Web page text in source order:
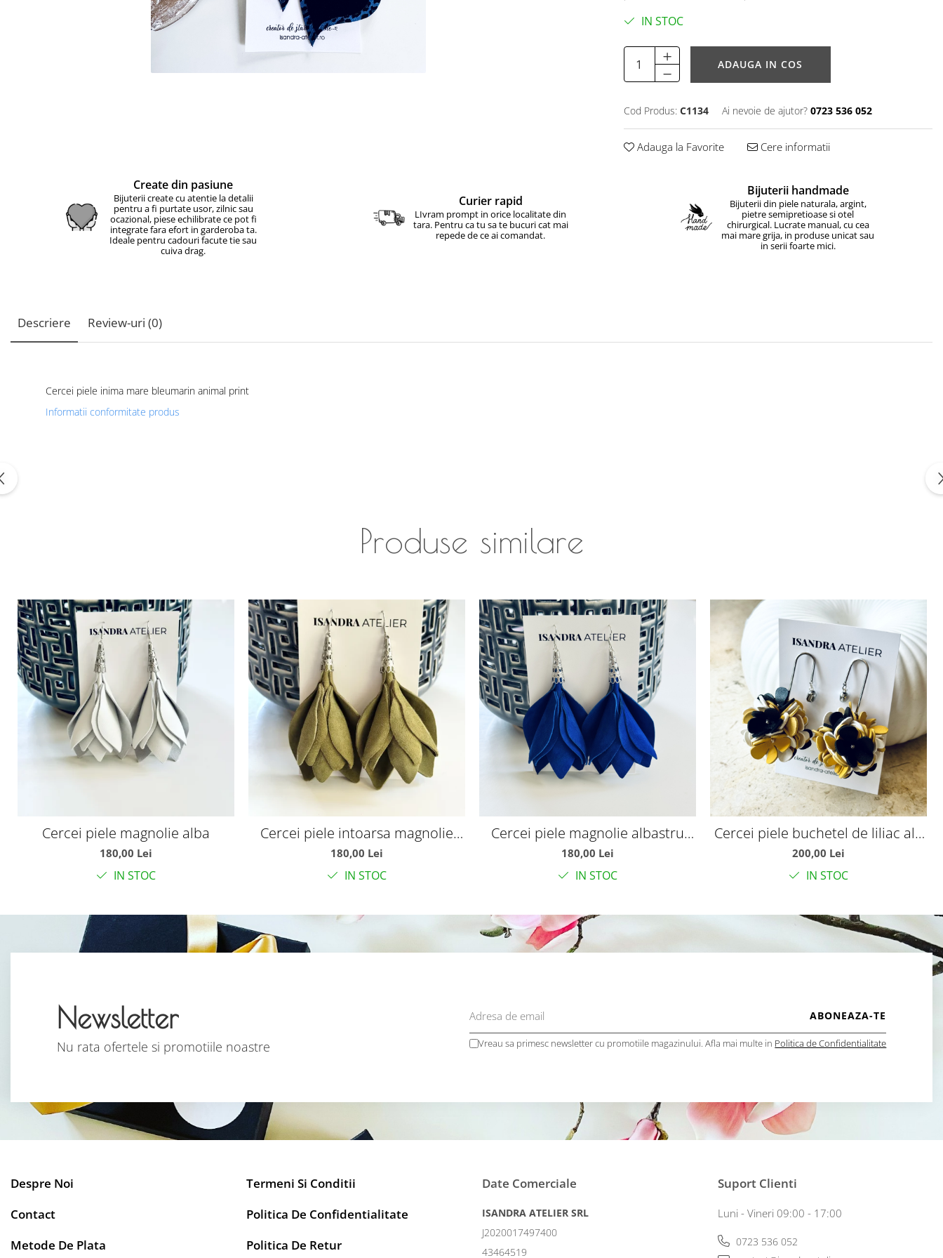
IN STOC
ADAUGA IN COS
Cod Produs: C1134 Ai nevoie de ajutor? 0723 536 052
Adauga la Favorite Cere informatii
Create din pasiune
Bijuterii create cu atentie la detalii
pentru a fi purtate usor, zilnic sau
ocazional, piese echilibrate ce pot fi
integrate fara efort in garderoba ta.
Ideale pentru cadouri facute tie sau
cuiva drag.
Curier rapid
LIvram prompt in orice localitate din
tara. Pentru ca tu sa te bucuri cat mai
repede de ce ai comandat.
Bijuterii handmade
Bijuterii din piele naturala, argint,
pietre semipretioase si otel
chirurgical. Lucrate manual, cu cea
mai mare grija, in produse unicat sau
in serii foarte mici.
Descriere Review-uri (0)
Cercei piele inima mare bleumarin animal print
Informatii conformitate produs
Produse similare
Cercei piele magnolie alba
180,00 Lei
IN STOC
Cercei piele intoarsa magnolie
olive
180,00 Lei
IN STOC
Cercei piele magnolie albastru
royal
180,00 Lei
IN STOC
Cercei piele buchetel de liliac alb
galben negru
200,00 Lei
IN STOC
Newsletter
Nu rata ofertele si promotiile noastre Vreau sa primesc newsletter cu promotiile magazinului. Afla mai multe in Politica de Confidentialitate
Despre Noi
Contact
Metode De Plata
Termeni Si Conditii
Politica De Confidentialitate
Politica De Retur
Date Comerciale
ISANDRA ATELIER SRL
J2020017497400
43464519
Suport Clienti
Luni - Vineri 09:00 - 17:00
0723 536 052